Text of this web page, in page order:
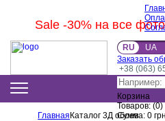
Sale -30% на все
RU
UA
Заказать
+38 (063)
Корзина
Товаров: (0)
Сумма: 0 грн
Главная Каталог 3Д обоев